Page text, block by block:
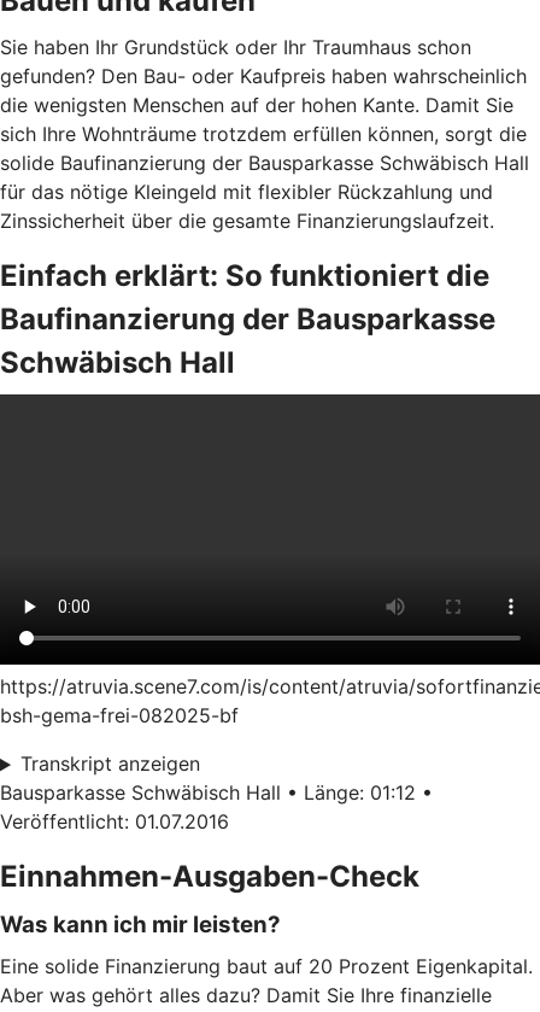
Sie haben Ihr Grundstück oder Ihr Traumhaus schon
gefunden? Den Bau- oder Kaufpreis haben wahrscheinlich
die wenigsten Menschen auf der hohen Kante. Damit Sie
sich Ihre Wohnträume trotzdem erfüllen können, sorgt die
solide Baufinanzierung der Bausparkasse Schwäbisch Hall
für das nötige Kleingeld mit flexibler Rückzahlung und
Zinssicherheit über die gesamte Finanzierungslaufzeit.
Einfach erklärt: So funktioniert die
Baufinanzierung der Bausparkasse
Schwäbisch Hall
https://atruvia.scene7.com/is/content/atruvia/
bsh-gema-frei-082025-bf
Transkript anzeigen
Bausparkasse Schwäbisch Hall • Länge: 01:12 •
Veröffentlicht: 01.07.2016
Einnahmen-Ausgaben-Check
Was kann ich mir leisten?
Eine solide Finanzierung baut auf 20 Prozent Eigenkapital.
Aber was gehört alles dazu? Damit Sie Ihre finanzielle